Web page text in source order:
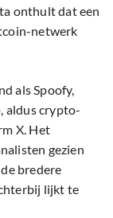
onthult dat een
netwerk
als Spoofy,
aldus crypto-
X. Het
gezien
bredere
lijkt te